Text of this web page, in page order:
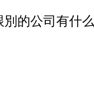
的公司有什